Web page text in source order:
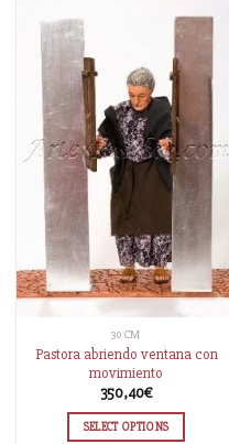
30 CM
Pastora abriendo ventana con
movimiento
350,40€
SELECT OPTIONS